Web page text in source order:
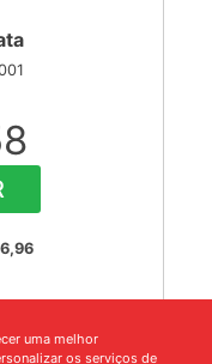
uma melhor
os serviços de